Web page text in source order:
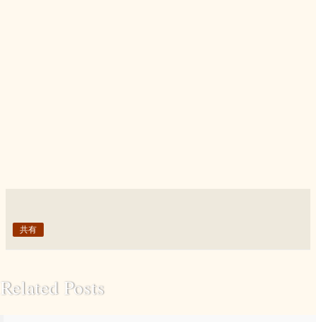
共有
Related Posts